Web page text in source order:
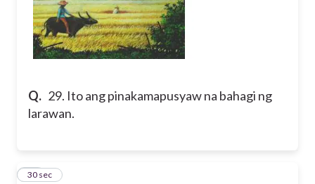
Q. 29. Ito ang pinakamapusyaw na bahagi ng
larawan.
30
30 sec